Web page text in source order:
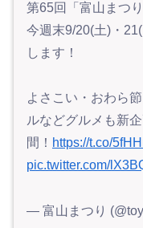
第65回「富山まつり
今週末9/20(土)・
します！
よさこい・おわら
ルなどグルメも新
間！ https://t.co/
pic.twitter.com/
— 富山まつり